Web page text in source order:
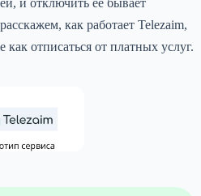
как работает Telezaim,
как отписаться от платных услуг.